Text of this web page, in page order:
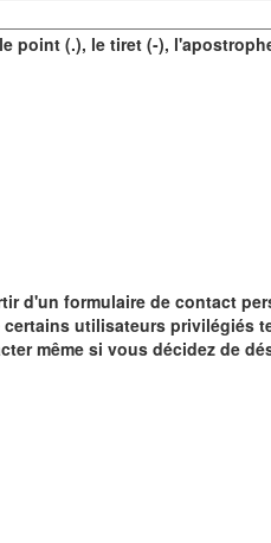
point (.), le tiret (-),
d'un formulaire de contact
utilisateurs privilégiés
même si vous décidez de